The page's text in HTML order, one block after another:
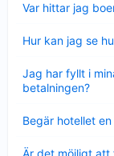
Var hittar jag
mindre
Hur kan jag se
mindre
Jag har fyllt i
betalningen?
mindre
Begär hotellet
mindre
Är det möjligt att